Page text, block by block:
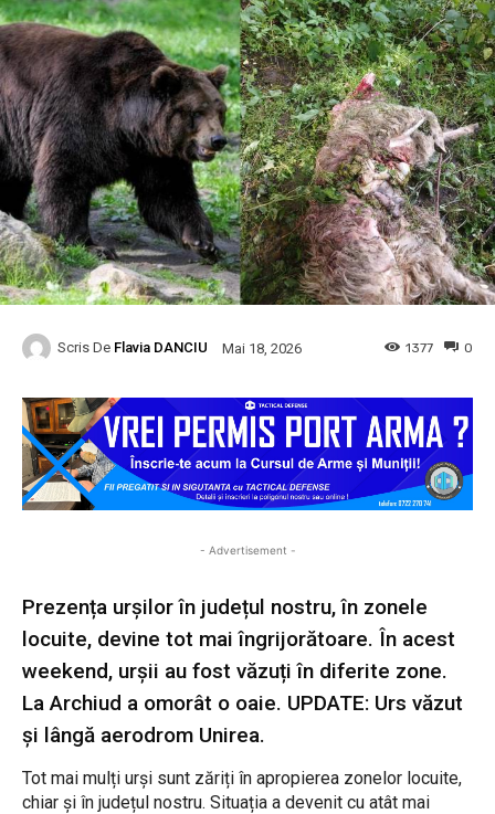
Scris De Flavia DANCIU Mai 18, 2026 0
1377
- Advertisement -
Prezența urșilor în județul nostru, în zonele
locuite, devine tot mai îngrijorătoare. În acest
weekend, urșii au fost văzuți în diferite zone.
La Archiud a omorât o oaie. UPDATE: Urs văzut
și lângă aerodrom Unirea.
Tot mai mulți urși sunt zăriți în apropierea zonelor locuite,
chiar și în județul nostru. Situația a devenit cu atât mai